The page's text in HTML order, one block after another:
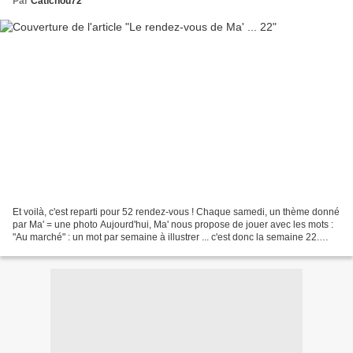
Et voilà, c'est reparti pour 52 rendez-vous ! Chaque samedi, un thème donné
par Ma' = une photo Aujourd'hui, Ma' nous propose de jouer avec les mots :
"Au marché" : un mot par semaine à illustrer ... c'est donc la semaine 22.